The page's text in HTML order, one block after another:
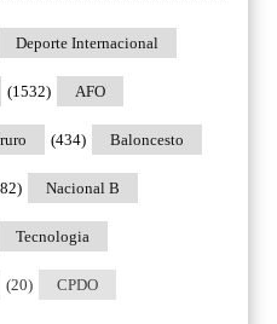
Deporte Internacional
AFO
(1532)
Baloncesto
(434)
Nacional B
Tecnologia
CPDO
(20)